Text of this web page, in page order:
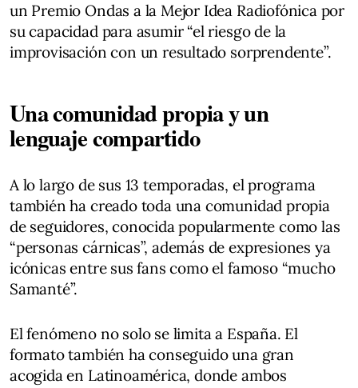
un Premio Ondas a la Mejor Idea Radiofónica por
su capacidad para asumir “el riesgo de la
improvisación con un resultado sorprendente”.
Una comunidad propia y un
lenguaje compartido
A lo largo de sus 13 temporadas, el programa
también ha creado toda una comunidad propia
de seguidores, conocida popularmente como las
“personas cárnicas”, además de expresiones ya
icónicas entre sus fans como el famoso “mucho
Samanté”.
El fenómeno no solo se limita a España. El
formato también ha conseguido una gran
acogida en Latinoamérica, donde ambos